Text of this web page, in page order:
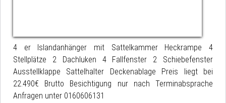
4 er Islandanhänger mit Sattelkammer Heckrampe 4
Stellplätze 2 Dachluken 4 Fallfenster 2 Schiebefenster
Ausstellklappe Sattelhalter Deckenablage Preis liegt bei
22.490€ Brutto Besichtigung nur nach Terminabsprache
Anfragen unter 0160606131